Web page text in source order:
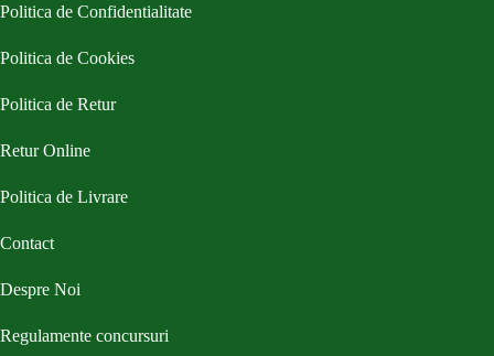
Politica de Confidentialitate
Politica de Cookies
Politica de Retur
Retur Online
Politica de Livrare
Contact
Despre Noi
Regulamente concursuri